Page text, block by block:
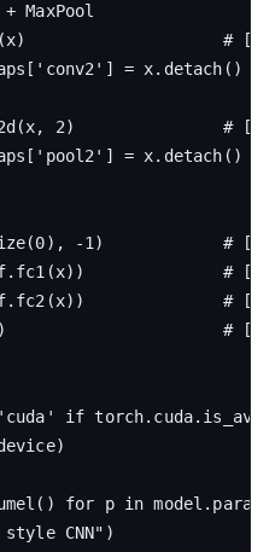
MaxPool
#
= x.detach()
2)               #
= x.detach()
-1)            #
#
#
#
if
for p in
CNN")